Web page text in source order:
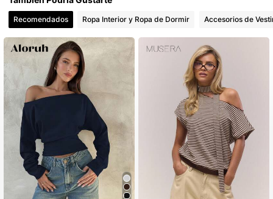
4.91
4.91 2.7M Seguidores
Recomendados Ropa Interior y Ropa de Dormir Accesorios de